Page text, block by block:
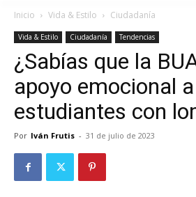
Inicio Vida & Estilo Ciudadanía
Vida & Estilo Ciudadanía Tendencias
¿Sabías que la
apoyo emocional a
estudiantes con
Por Iván Frutis - 31 de julio de 2023